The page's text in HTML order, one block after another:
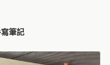
寫筆記